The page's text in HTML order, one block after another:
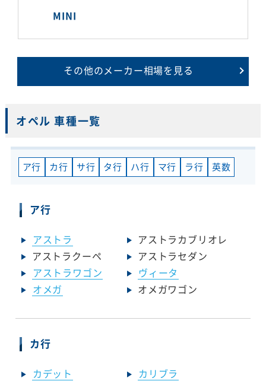
MINI
その他のメーカー相場を見る
オペル 車種一覧
ア行 カ行 サ行 タ行 ハ行 マ行 ラ行 英数
ア行
アストラ
アストラカブリオレ
アストラクーペ
アストラセダン
アストラワゴン
ヴィータ
オメガ
オメガワゴン
カ行
カデット カリブラ